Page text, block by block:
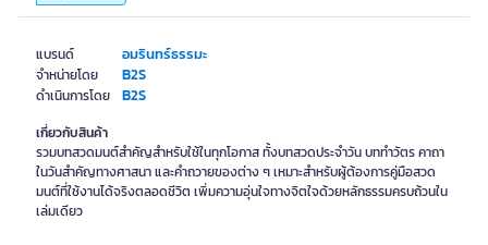
แบรนด์ อมรินทร์ธรรมะ
จำหน่ายโดย B2S
ดำเนินการโดย B2S
เกี่ยวกับสินค้า
รวมบทสวดมนต์สำคัญสำหรับใช้ในทุกโอกาส ทั้งบทสวดประจำวัน บททำวัตร คาถา
ในวันสำคัญทางศาสนา และคำถวายของต่าง ๆ เหมาะสำหรับผู้ต้องการคู่มือสวด
มนต์ที่ใช้งานได้จริงตลอดชีวิต เพิ่มความอุ่นใจทางจิตใจด้วยหลักธรรมครบถ้วนใน
เล่มเดียว